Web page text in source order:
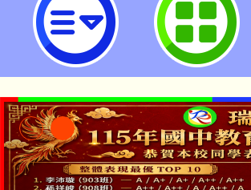
習-桃園市立瑞坪國民中學